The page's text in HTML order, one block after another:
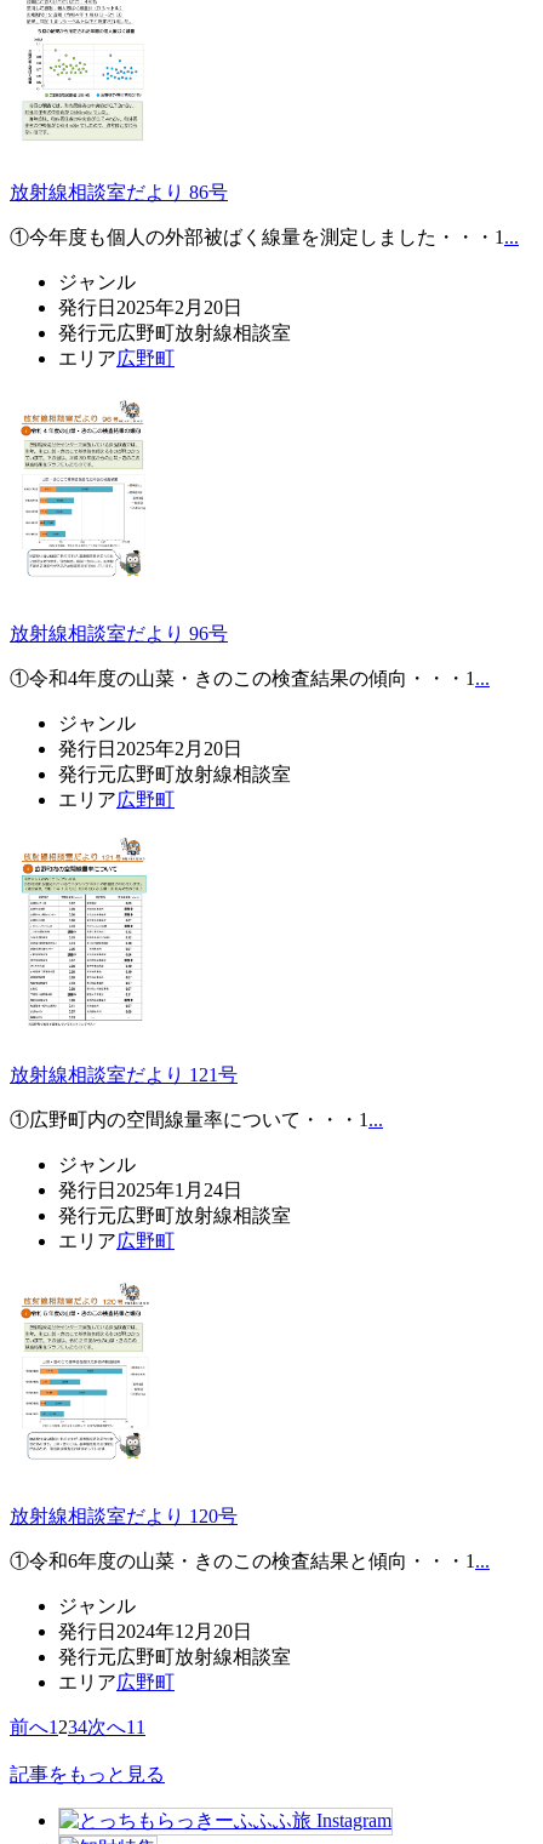
放射線相談室だより 86号
①今年度も個人の外部被ばく線量を測定しました・・・1 ...
ジャンル
発行日 2025年2月20日
発行元広野町放射線相談室
エリア広野町
放射線相談室だより 96号
①令和4年度の山菜・きのこの検査結果の傾向・・・1 ...
ジャンル
発行日 2025年2月20日
発行元広野町放射線相談室
エリア広野町
放射線相談室だより 121号
①広野町内の空間線量率について・・・1 ...
ジャンル
発行日 2025年1月24日
発行元広野町放射線相談室
エリア広野町
放射線相談室だより 120号
①令和6年度の山菜・きのこの検査結果と傾向・・・1 ...
ジャンル
発行日 2024年12月20日
発行元広野町放射線相談室
エリア広野町
前へ1 234次へ11
記事をもっと見る